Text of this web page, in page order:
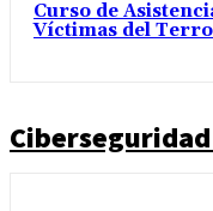
Curso de
Víctimas del